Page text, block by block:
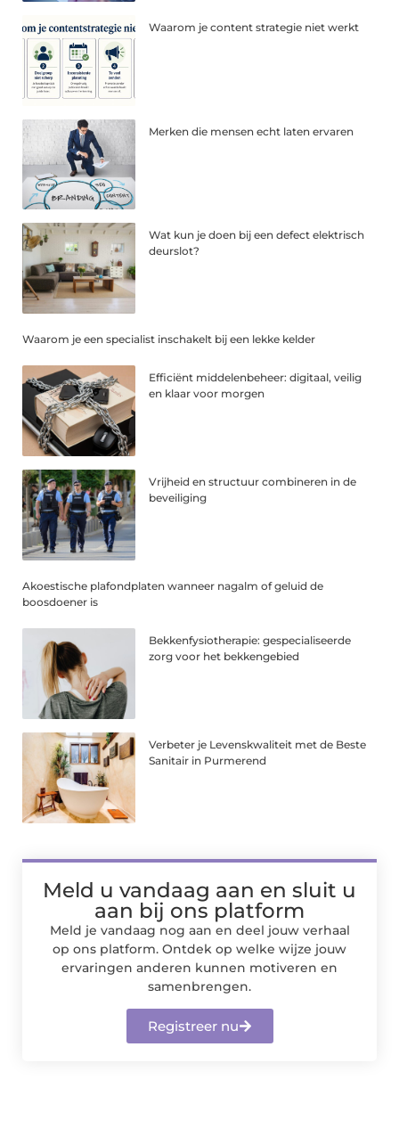
Waarom je content strategie niet werkt
Merken die mensen echt laten ervaren
Wat kun je doen bij een defect elektrisch
deurslot?
Waarom je een specialist inschakelt bij een lekke kelder
Efficiënt middelenbeheer: digitaal, veilig
en klaar voor morgen
Vrijheid en structuur combineren in de
beveiliging
Akoestische plafondplaten wanneer nagalm of geluid de
boosdoener is
Bekkenfysiotherapie: gespecialiseerde
zorg voor het bekkengebied
Verbeter je Levenskwaliteit met de Beste
Sanitair in Purmerend
Meld u vandaag aan en sluit u
aan bij ons platform
Meld je vandaag nog aan en deel jouw verhaal
op ons platform. Ontdek op welke wijze jouw
ervaringen anderen kunnen motiveren en
samenbrengen.
Registreer nu